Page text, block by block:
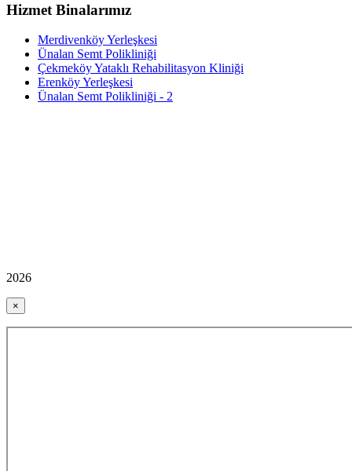
Hizmet Binalarımız
Merdivenköy Yerleşkesi
Ünalan Semt Polikliniği
Çekmeköy Yataklı Rehabilitasyon Kliniği
Erenköy Yerleşkesi
Ünalan Semt Polikliniği - 2
2026
×